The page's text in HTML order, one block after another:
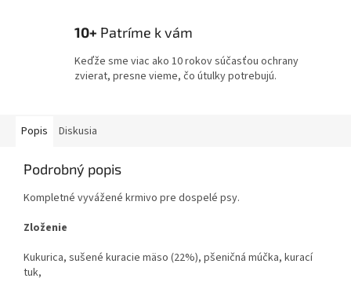
10+ Patríme k vám
Keďže sme viac ako 10 rokov súčasťou ochrany
zvierat, presne vieme, čo útulky potrebujú.
Popis Diskusia
Podrobný popis
Kompletné vyvážené krmivo pre dospelé psy.
Zloženie
Kukurica, sušené kuracie mäso (22%), pšeničná múčka, kurací
tuk,